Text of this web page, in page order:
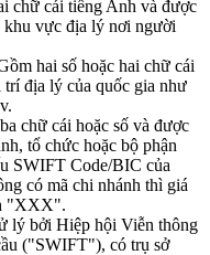
chữ cái tiếng Anh và được
khu vực địa lý nơi người
hai số hoặc hai chữ cái
trí địa lý của quốc gia như
chữ cái hoặc số và được
tổ chức hoặc bộ phận
SWIFT Code/BIC của
có mã chi nhánh thì giá
"XXX".
lý bởi Hiệp hội Viễn thông
("SWIFT"), có trụ sở